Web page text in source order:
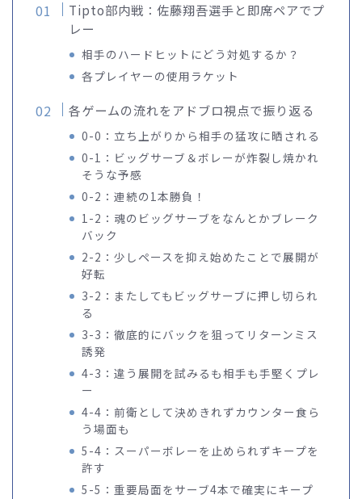
Tipto部内戦：佐藤翔吾選手と即席ペアでプ
レー
相手のハードヒットにどう対処するか？
各プレイヤーの使用ラケット
各ゲームの流れをアドブロ視点で振り返る
0-0：立ち上がりから相手の猛攻に晒される
0-1：ビッグサーブ＆ボレーが炸裂し焼かれ
そうな予感
0-2：連続の1本勝負！
1-2：魂のビッグサーブをなんとかブレーク
バック
2-2：少しペースを抑え始めたことで展開が
好転
3-2：またしてもビッグサーブに押し切られ
る
3-3：徹底的にバックを狙ってリターンミス
誘発
4-3：違う展開を試みるも相手も手堅くプレ
ー
4-4：前衛として決めきれずカウンター食ら
う場面も
5-4：スーパーボレーを止められずキープを
許す
5-5：重要局面をサーブ4本で確実にキープ